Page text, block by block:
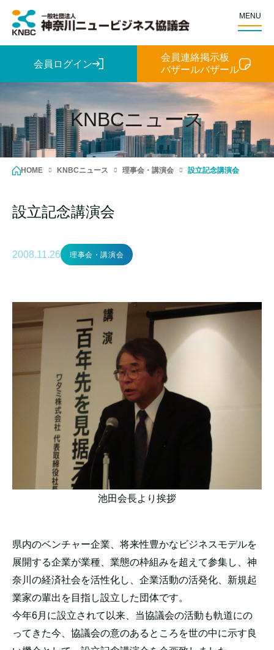
MENU
会員ログイン
会員連絡掲示板
バザールバザール
KNBCニュース
HOME KNBCニュース 理事会・講演会 設立記念講演会
設立記念講演会
2008.11.26 理事会・講演会
池田会長より挨拶
県内のベンチャー企業、将来性豊かなビジネスモデルを
展開する企業が業種、業態の枠組みを超えて参集し、神
奈川の経済社会を活性化し、企業活動の活発化、新規起
業家の輩出を目指し設立した団体です。
今年6月に設立されて以来、当協議会の活動も軌道にの
ってきた今、協議会の意のあるところを世の中に示す良